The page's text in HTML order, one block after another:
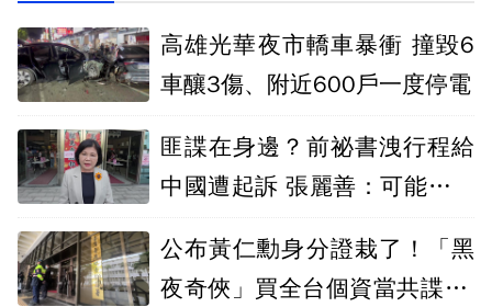
高雄光華夜市轎車暴衝 撞毀6
車釀3傷、附近600戶一度停電
匪諜在身邊？前祕書洩行程給
中國遭起訴 張麗善：可能不慎
公布黃仁勳身分證栽了！「黑
夜奇俠」買全台個資當共諜 北